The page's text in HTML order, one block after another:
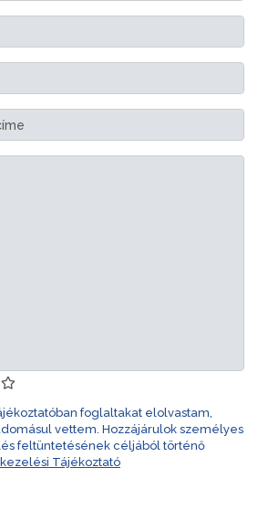
foglaltakat elolvastam,
vettem. Hozzájárulok személyes
feltüntetésének céljából történő
Tájékoztató